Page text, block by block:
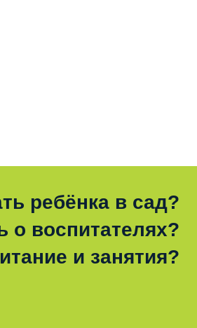
ребёнка в сад?
о воспитателях?
и занятия?